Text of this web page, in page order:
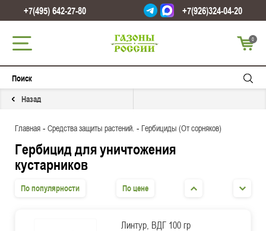
+7(495) 642-27-80 +7(926)324-04-20
0
Назад
Главная - Средства защиты растений. - Гербициды (От сорняков)
Гербицид для уничтожения
кустарников
По популярности По цене
Линтур, ВДГ 100 гр